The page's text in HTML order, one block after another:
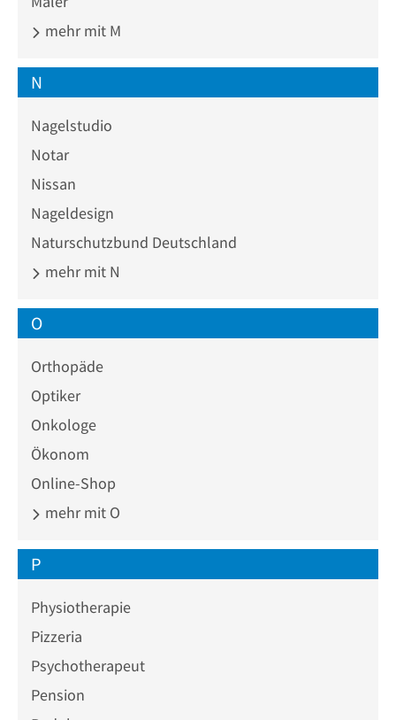
mehr mit M
N
Nagelstudio
Notar
Nissan
Nageldesign
Naturschutzbund Deutschland
mehr mit N
O
Orthopäde
Optiker
Onkologe
Ökonom
Online-Shop
mehr mit O
P
Physiotherapie
Pizzeria
Psychotherapeut
Pension